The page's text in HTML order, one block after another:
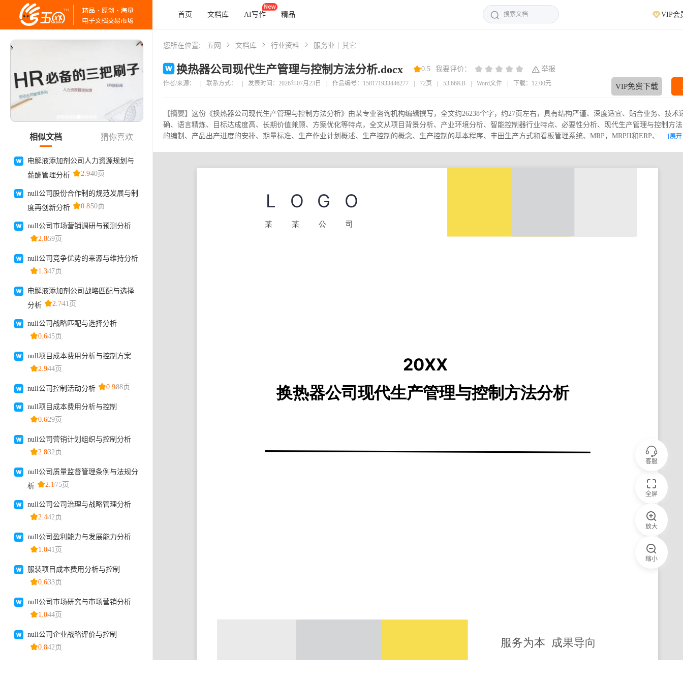
首页 文档库 AI写作 精品 VIP会
您所在位置: 五网 文档库 行业资料 服务业｜其它
换热器公司现代生产管理与控制方法分析.docx 0.5 我要评价： 举报
作者/来源： 联系方式： 发表时间：2026年07月23日 作品编号：158171933446277 72页 53.66KB Word文件 下载：12.00元 VIP免费下载
【摘要】 这份《换热器公司现代生产管理与控制方法分析》由某专业咨询机构编辑撰写，全文约26238个字，约27页左右，具有结构严谨、深度适宜、贴合业务、技术
确、语言精炼、目标达成度高、长期价值兼顾、方案优化等特点，全文从项目背景分析、产业环境分析、智能控制器行业特点、必要性分析、现代生产管理与控制方
的编制、产品出产进度的安排、期量标准、生产作业计划概述、生产控制的概念、生产控制的基本程序、丰田生产方式和看板管理系统、MRP，MRPII和ERP、... [展
客服
全屏
放大
缩小